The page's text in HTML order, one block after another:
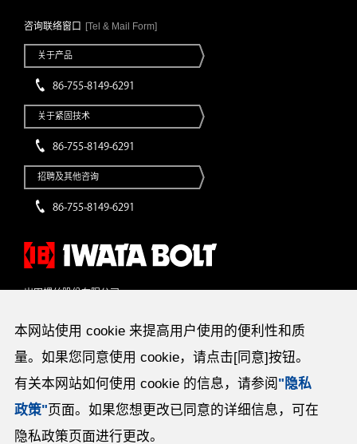
岩田螺丝股份有限公司
电话：（03）3493-0211（总机）传真：（03）3493-2096
全国25处营业所、2处办事处、海外18处营业所
栃木工厂、新加坡工厂、俄亥俄工厂、中国深圳工厂、泰国工厂
咨询联络窗口 [Tel & Mail Form]
关于产品
86-755-8149-6291
关于紧固技术
86-755-8149-6291
招聘及其他咨询
86-755-8149-6291
本网站使用 cookie 来提高用户使用的便利性和质
量。如果您同意使用 cookie，请点击[同意]按钮。
有关本网站如何使用 cookie 的信息，请参阅 "隐私
政策"页面。如果您想更改已同意的详细信息，可在
隐私政策页面进行更改。